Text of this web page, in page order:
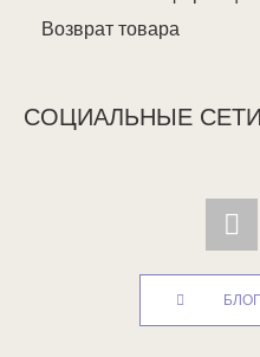
Возврат товара
СОЦИАЛЬНЫЕ СЕТИ